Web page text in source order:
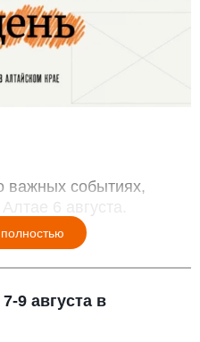
важных событиях,
6 августа.
9 августа в